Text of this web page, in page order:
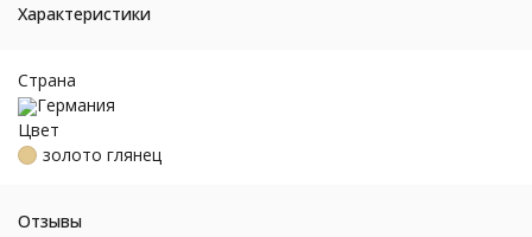
Характеристики
Страна
Германия
Цвет
золото глянец
Отзывы